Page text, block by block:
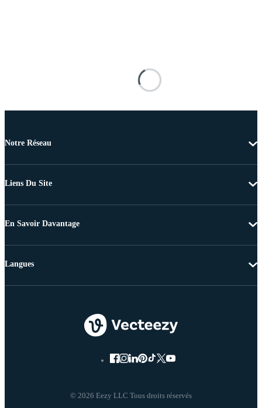
Notre Réseau
Liens Du Site
En Savoir Davantage
© 2026 Eezy LLC Tous droits réservés
Langues